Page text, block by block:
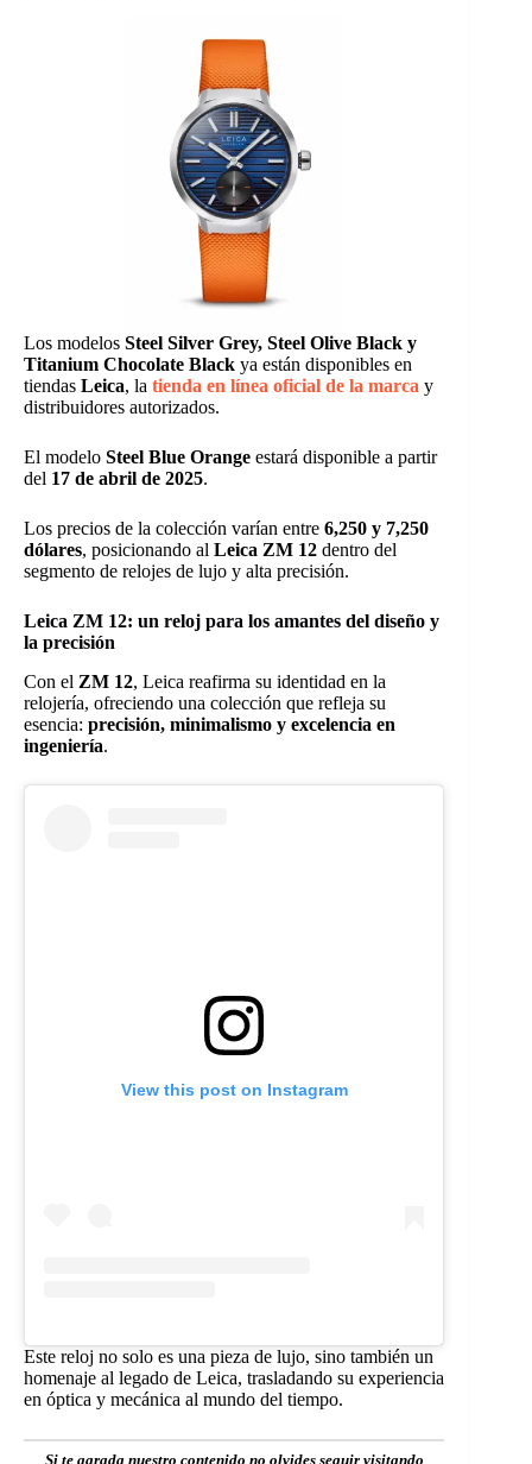
Los modelos Steel Silver Grey, Steel Olive Black y
Titanium Chocolate Black ya están disponibles en
tiendas Leica, la tienda en línea oficial de la marca y
distribuidores autorizados.
El modelo Steel Blue Orange estará disponible a partir
del 17 de abril de 2025.
Los precios de la colección varían entre 6,250 y 7,250
dólares, posicionando al Leica ZM 12 dentro del
segmento de relojes de lujo y alta precisión.
Leica ZM 12: un reloj para los amantes del diseño y
la precisión
Con el ZM 12, Leica reafirma su identidad en la
relojería, ofreciendo una colección que refleja su
esencia: precisión, minimalismo y excelencia en
ingeniería.
View this post on Instagram
Este reloj no solo es una pieza de lujo, sino también un
homenaje al legado de Leica, trasladando su experiencia
en óptica y mecánica al mundo del tiempo.
Si te agrada nuestro contenido no olvides seguir visitando